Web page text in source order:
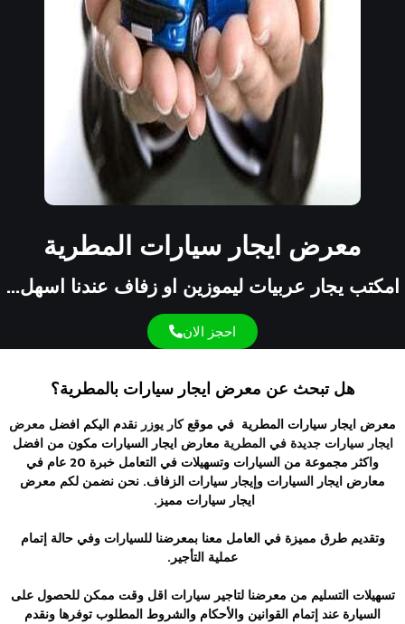
معرض ايجار سيارات المطرية
امكتب يجار عربيات ليموزين او زفاف عندنا اسهل...
احجز الان
هل تبحث عن معرض ايجار سيارات بالمطرية؟
معرض ايجار سيارات المطرية في موقع كار يوزر نقدم اليكم افضل معرض
ايجار سيارات جديدة في المطرية معارض ايجار السيارات مكون من افضل
واكثر مجموعة من السيارات وتسهيلات في التعامل خبرة 20 عام في
معارض ايجار السيارات وإيجار سيارات الزفاف. نحن نضمن لكم معرض
ايجار سيارات مميز.
وتقديم طرق مميزة في العامل معنا بمعرضنا للسيارات وفي حالة إتمام
عملية التأجير.
تسهيلات التسليم من معرضنا لتاجير سيارات اقل وقت ممكن للحصول على
السيارة عند إتمام القوانين والأحكام والشروط المطلوب توفرها ونقدم